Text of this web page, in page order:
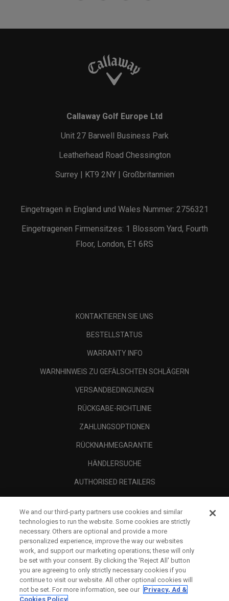
Callaway Golf Europe Ltd
Unit 27 Barwell Business Park
Leatherhead Road Chessington
Surrey | KT9 2NY | Großbritannien
Eingetragen in England und Wales Nummer: 2756321
Eingetragenen Firmensitzes: 1 Blossom Yard, Fourth
Floor, London, E1 6RS
KONTAKTIEREN SIE UNS
BESTELLSTATUS
WARRANTY INFO
WARNHINWEIS ZU GEFÄLSCHTEN SCHLÄGERN
VERSANDBEDINGUNGEN
RÜCKGABE-RICHTLINIE
ZAHLUNGSOPTIONEN
RÜCKNAHMEGARANTIE
HÄNDLERSUCHE
AUTHORISED RETAILERS
UNTERNEHMENSPROFIL
RECHTLICHES-
We and our third-party partners use cookies and similar
technologies to run the website. Some cookies are strictly
necessary. Others are optional and provide a more
personalized experience, improve the way our websites
work, and support our marketing operations; these will only
be set with your consent. By clicking the ‘Reject All' button
you are agreeing to only strictly necessary cookies if you
continue to visit our website. All other optional cookies will
not be set. For more information, see our Privacy, Ad &
Cookies Policy